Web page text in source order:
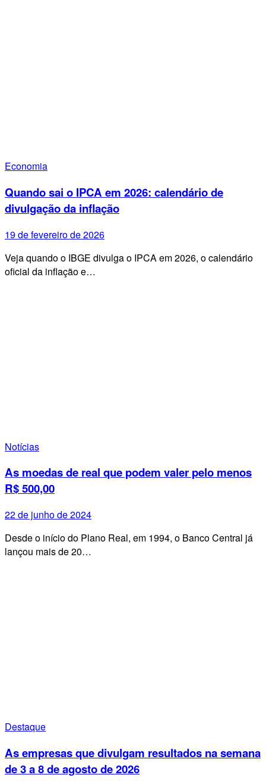
Economia
Quando sai o IPCA em 2026: calendário de
divulgação da inflação
19 de fevereiro de 2026
Veja quando o IBGE divulga o IPCA em 2026, o calendário
oficial da inflação e…
Notícias
As moedas de real que podem valer pelo menos
R$ 500,00
22 de junho de 2024
Desde o início do Plano Real, em 1994, o Banco Central já
lançou mais de 20…
Destaque
As empresas que divulgam resultados na semana
de 3 a 8 de agosto de 2026